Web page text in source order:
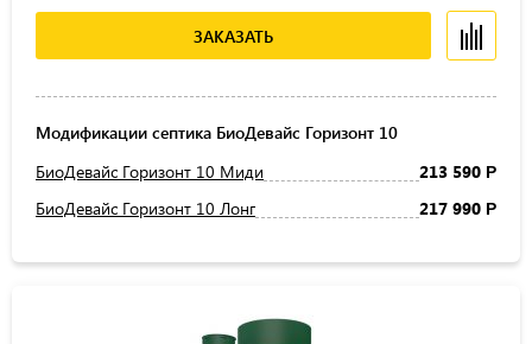
ЗАКАЗАТЬ
Модификации септика БиоДевайс Горизонт 10
БиоДевайс Горизонт 10 Миди
213 590 Р
БиоДевайс Горизонт 10 Лонг 217 990 Р